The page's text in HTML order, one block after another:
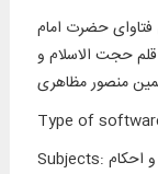
فتاوای حضرت امام
حجت الاسلام و
منصور مظاهری
Type of
Subjects: احکام